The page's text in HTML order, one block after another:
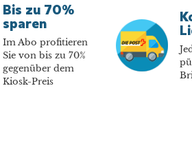
Bis zu 70%
sparen
Im Abo profitieren
Sie von bis zu 70%
gegenüber dem
Kiosk-Preis